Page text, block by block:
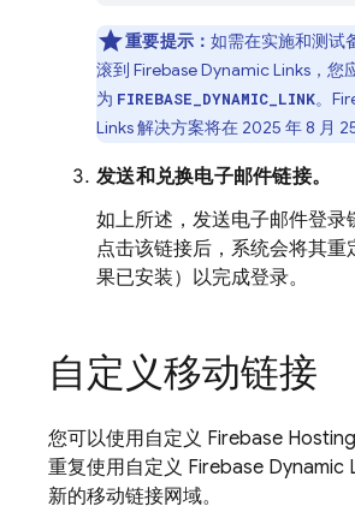
重要提示：如需在实施和测试
滚到 Firebase Dynamic Links ，您
为 FIREBASE_DYNAMIC_LINK。
Links解决方案将在 2025 年 8 月
发送和兑换电子邮件链接。
如上所述，发送电子邮件登录
点击该链接后，系统会将其重
果已安装）以完成登录。
自定义移动链接
您可以使用自定义 Firebase Hosting
重复使用自定义 Firebase Dynamic
新的移动链接网域。